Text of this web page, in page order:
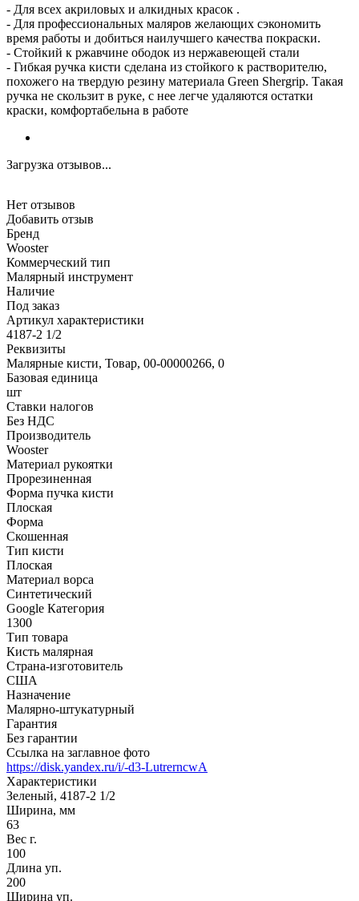
- Для всех акриловых и алкидных красок .
- Для профессиональных маляров желающих сэкономить
время работы и добиться наилучшего качества покраски.
- Стойкий к ржавчине ободок из нержавеющей стали
- Гибкая ручка кисти сделана из стойкого к растворителю,
похожего на твердую резину материала Green Shergrip. Такая
ручка не скользит в руке, с нее легче удаляются остатки
краски, комфортабельна в работе
Загрузка отзывов...
Нет отзывов
Добавить отзыв
Бренд
Wooster
Коммерческий тип
Малярный инструмент
Наличие
Под заказ
Артикул характеристики
4187-2 1/2
Реквизиты
Малярные кисти, Товар, 00-00000266, 0
Базовая единица
шт
Ставки налогов
Без НДС
Производитель
Wooster
Материал рукоятки
Прорезиненная
Форма пучка кисти
Плоская
Форма
Скошенная
Тип кисти
Плоская
Материал ворса
Синтетический
Google Категория
1300
Тип товара
Кисть малярная
Страна-изготовитель
США
Назначение
Малярно-штукатурный
Гарантия
Без гарантии
Ссылка на заглавное фото
https://disk.yandex.ru/i/-d3-LutrerncwA
Характеристики
Зеленый, 4187-2 1/2
Ширина, мм
63
Вес г.
100
Длина уп.
200
Ширина уп.